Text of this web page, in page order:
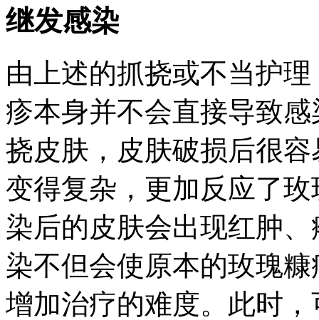
继发感染
由上述的抓挠或不当护
疹本身并不会直接导致
挠皮肤，皮肤破损后很
变得复杂，更加反应了
染后的皮肤会出现红肿
染不但会使原本的玫瑰
增加治疗的难度。此时